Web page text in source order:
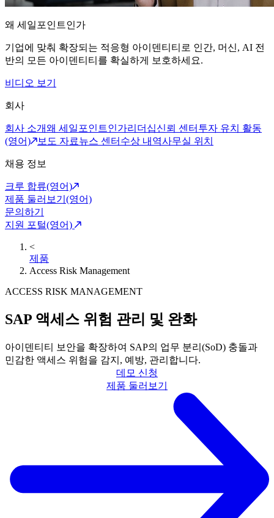
왜 세일포인트인가
기업에 맞춰 확장되는 적응형 아이덴티티로 인간, 머신, AI 전
반의 모든 아이덴티티를 확실하게 보호하세요.
비디오 보기
회사
회사 소개왜 세일포인트인가리더십신뢰 센터 투자 유치 활동
(영어)
보도 자료뉴스 센터 수상 내역사무실 위치
채용 정보
크루 합류(영어)
제품 둘러보기(영어)
문의하기
지원 포털(영어)
<
제품
Access Risk Management
ACCESS RISK MANAGEMENT
SAP 액세스 위험 관리 및 완화
아이덴티티 보안을 확장하여 SAP의 업무 분리(SoD) 충돌과
민감한 액세스 위험을 감지, 예방, 관리합니다.
데모 신청
제품 둘러보기